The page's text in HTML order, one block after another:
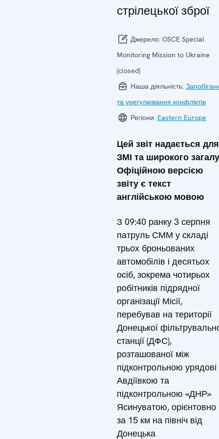
стрілецької зброї
Джерело: OSCE Special
Monitoring Mission to Ukraine
(closed)
Наша діяльність:
та урегулювання конфліктів
Регіони: Eastern Europe
Цей звіт надається для
ЗМІ та широкого
Офіційною версією
звіту є текст
англійською мовою
З 09:40 ранку 3 серпня
патруль СММ у складі
трьох броньованих
автомобілів і десятьох
осіб, зокрема чотирьох
робітників підрядної
організації Місії,
перебував на території
Донецької
станції (ДФС),
розташованої між
підконтрольною урядові
Авдіївкою та
підконтрольною «ДНР»
Ясинуватою, орієнтовно
за 15 км на північ від
Донецька